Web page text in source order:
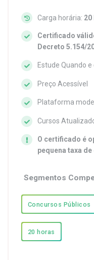
Carga horária: 20
Certificado
Decreto 5.154/
Estude Quando
Preço Acessível
Plataforma
Cursos
O certificado é
pequena taxa
Segmentos
Concursos Públicos
20 horas